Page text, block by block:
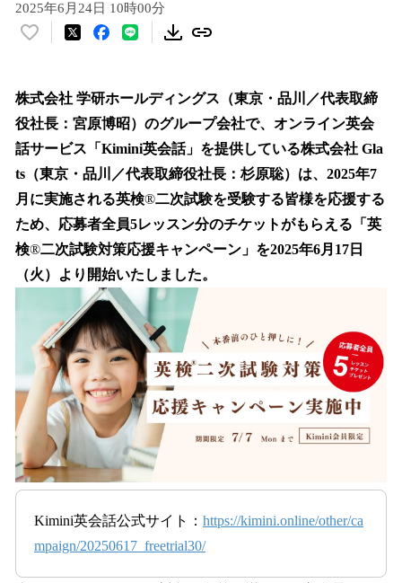
2025年6月24日 10時00分
い
！
数
を
読
み
込
み
中
で
す
株式会社 学研ホールディングス（東京・品川／代表取締
役社長：宮原博昭）のグループ会社で、オンライン英会
話サービス「Kimini英会話」を提供している株式会社 Gla
ts（東京・品川／代表取締役社長：杉原聡）は、2025年7
月に実施される英検®二次試験を受験する皆様を応援する
ため、応募者全員5レッスン分のチケットがもらえる「英
検®二次試験対策応援キャンペーン」を2025年6月17日
（火）より開始いたしました。
Kimini英会話公式サイト： https://kimini.online/other/ca
mpaign/20250617_freetrial30/